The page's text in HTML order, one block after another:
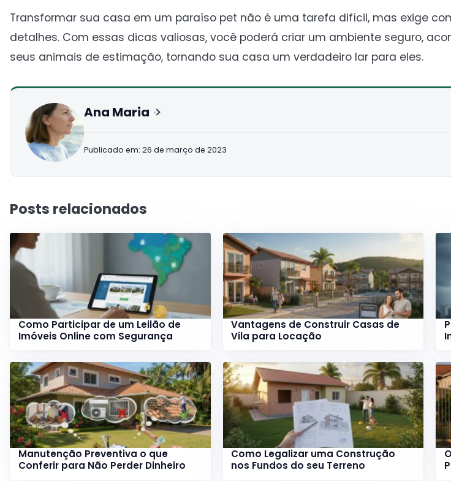
Transformar sua casa em um paraíso pet não é uma tarefa difícil, mas exige
detalhes. Com essas dicas valiosas, você poderá criar um ambiente seguro,
seus animais de estimação, tornando sua casa um verdadeiro lar para eles.
Ana Maria
Publicado em: 26 de março de 2023
Posts relacionados
Como Participar de um Leilão de
Imóveis Online com Segurança
Vantagens de Construir Casas de
Vila para Locação
Manutenção Preventiva o que
Conferir para Não Perder Dinheiro
Como Legalizar uma Construção
nos Fundos do seu Terreno